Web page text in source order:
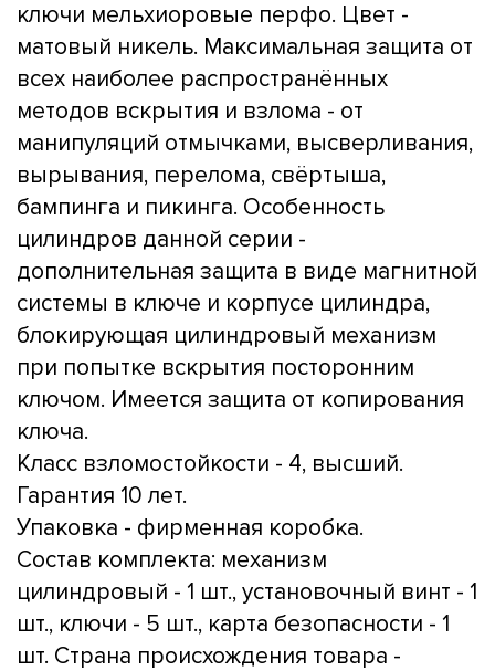
ключи мельхиоровые перфо. Цвет -
матовый никель. Максимальная защита от
всех наиболее распространённых
методов вскрытия и взлома - от
манипуляций отмычками, высверливания,
вырывания, перелома, свёртыша,
бампинга и пикинга. Особенность
цилиндров данной серии -
дополнительная защита в виде магнитной
системы в ключе и корпусе цилиндра,
блокирующая цилиндровый механизм
при попытке вскрытия посторонним
ключом. Имеется защита от копирования
ключа.
Класс взломостойкости - 4, высший.
Гарантия 10 лет.
Упаковка - фирменная коробка.
Состав комплекта: механизм
цилиндровый - 1 шт., установочный винт - 1
шт., ключи - 5 шт., карта безопасности - 1
шт. Страна происхождения товара -